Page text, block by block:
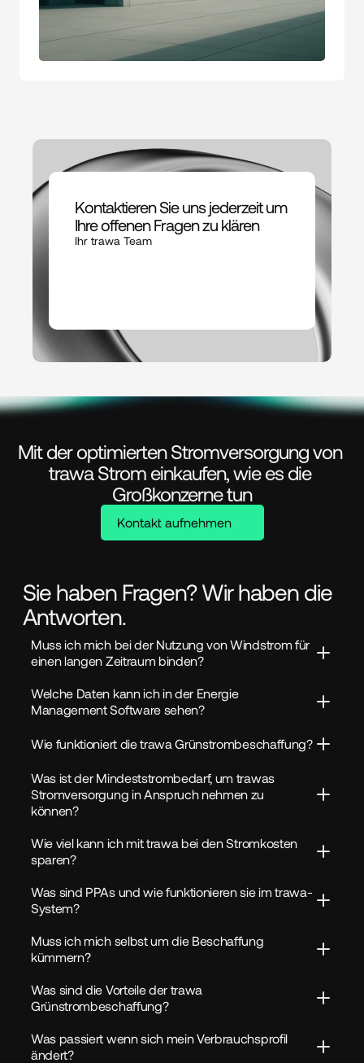
Kontaktieren Sie uns jederzeit um
Ihre offenen Fragen zu klären
Ihr trawa Team
Mit der optimierten Stromversorgung von
trawa Strom einkaufen, wie es die
Großkonzerne tun
Kontakt aufnehmen
Sie haben Fragen? Wir haben die
Antworten.
Muss ich mich bei der Nutzung von Windstrom für
einen langen Zeitraum binden?
Welche Daten kann ich in der Energie
Management Software sehen?
Wie funktioniert die trawa Grünstrombeschaffung?
Was ist der Mindeststrombedarf, um trawas
Stromversorgung in Anspruch nehmen zu
können?
Wie viel kann ich mit trawa bei den Stromkosten
sparen?
Was sind PPAs und wie funktionieren sie im trawa-
System?
Muss ich mich selbst um die Beschaffung
kümmern?
Was sind die Vorteile der trawa
Grünstrombeschaffung?
Was passiert wenn sich mein Verbrauchsprofil
ändert?